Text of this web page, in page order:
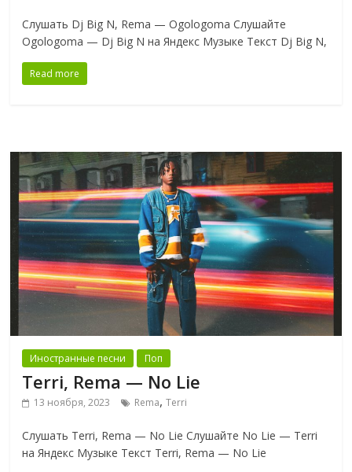
Слушать Dj Big N, Rema — Ogologoma Слушайте
Ogologoma — Dj Big N на Яндекс Музыке Текст Dj Big N,
Read more
Иностранные песни Поп
Terri, Rema — No Lie
13 ноября, 2023 Rema,Terri
Слушать Terri, Rema — No Lie Слушайте No Lie — Terri
на Яндекс Музыке Текст Terri, Rema — No Lie